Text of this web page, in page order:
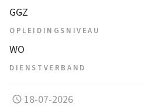
GGZ
OPLEIDINGSNIVEAU
WO
DIENSTVERBAND
18-07-2026